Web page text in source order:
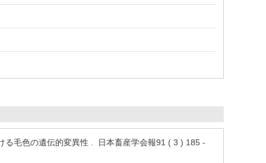
る毛色の遺伝的変異性 . 日本畜産学会報91 ( 3 ) 185 -